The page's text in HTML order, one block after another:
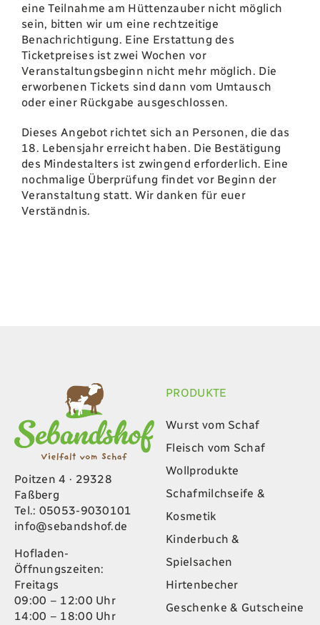
Kontakt
Shop
eine Teilnahme am Hüttenzauber nicht möglich
sein, bitten wir um eine rechtzeitige
Benachrichtigung. Eine Erstattung des
Ticketpreises ist zwei Wochen vor
Veranstaltungsbeginn nicht mehr möglich. Die
erworbenen Tickets sind dann vom Umtausch
oder einer Rückgabe ausgeschlossen.
Dieses Angebot richtet sich an Personen, die das
18. Lebensjahr erreicht haben. Die Bestätigung
des Mindestalters ist zwingend erforderlich. Eine
nochmalige Überprüfung findet vor Beginn der
Veranstaltung statt. Wir danken für euer
Verständnis.
Poitzen 4 · 29328
Faßberg
Tel.: 05053-9030101
info@sebandshof.de
Hofladen-
Öffnungszeiten:
Freitags
09:00 – 12:00 Uhr
14:00 – 18:00 Uhr
PRODUKTE
Wurst vom Schaf
Fleisch vom Schaf
Wollprodukte
Schafmilchseife &
Kosmetik
Kinderbuch &
Spielsachen
Hirtenbecher
Geschenke & Gutscheine